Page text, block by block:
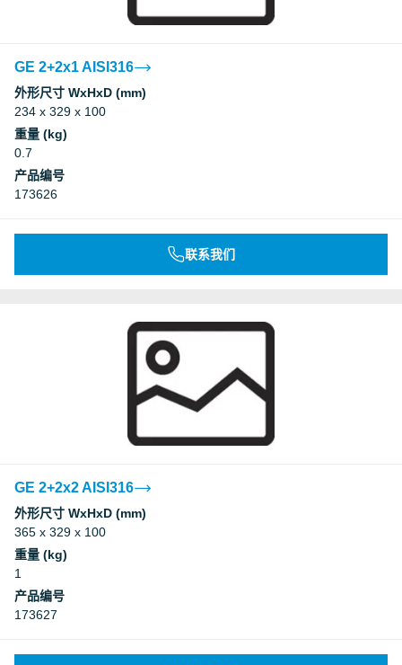
GE 2+2x1 AISI316
外形尺寸 WxHxD (mm)
234 x 329 x 100
重量 (kg)
0.7
产品编号
173626
联系我们
GE 2+2x2 AISI316
外形尺寸 WxHxD (mm)
365 x 329 x 100
重量 (kg)
1
产品编号
173627